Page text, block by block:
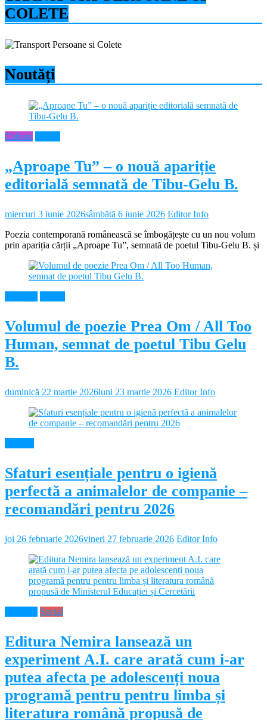
COLETE
Noutăți
Cultura
„Aproape Tu” – o nouă apariție
editorială semnată de Tibu-Gelu B.
miercuri 3 iunie 2026sâmbătă 6 iunie 2026 Editor Info
Poezia contemporană românească se îmbogățește cu un nou volum
prin apariția cărții „Aproape Tu”, semnată de poetul Tibu-Gelu B. și
Volumul de poezie Prea Om / All Too
Human, semnat de poetul Tibu Gelu
B.
duminică 22 martie 2026luni 23 martie 2026 Editor Info
Sfaturi esențiale pentru o igienă
perfectă a animalelor de companie –
recomandări pentru 2026
joi 26 februarie 2026vineri 27 februarie 2026 Editor Info
Social
Editura Nemira lansează un
experiment A.I. care arată cum i-ar
putea afecta pe adolescenți noua
programă pentru pentru limba și
literatura română propusă de